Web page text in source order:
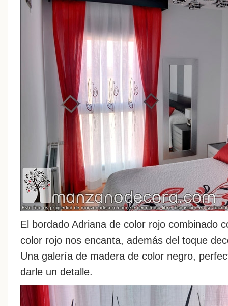
El bordado Adriana de color rojo combinado
color rojo nos encanta, además del toque
Una galería de madera de color negro,
darle un detalle.